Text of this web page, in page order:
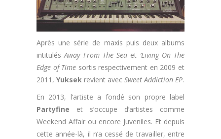
Après une série de maxis puis deux albums
intitulésAway From The Sea et ‘Living On The
Edge of Time sortis respectivement en 2009 et
2011, Yuksek revient avec Sweet Addiction EP.
En 2013, l’artiste a fondé son propre label
Partyfine et s’occupe d’artistes comme
Weekend Affair ou encore Juveniles. Et depuis
cette année-là, il n’a cessé de travailler, entre